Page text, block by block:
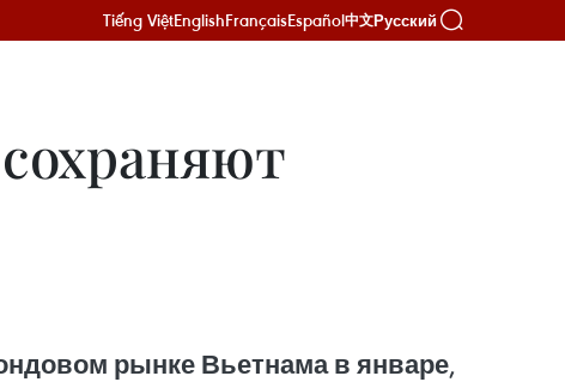
Tiếng ViệtEnglishFrançaisEspañol中文Русский
рынке Вьетнама в январе,